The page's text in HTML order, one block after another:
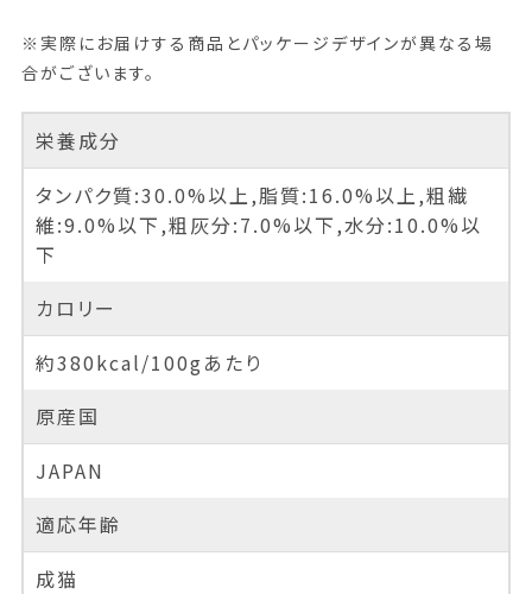
※実際にお届けする商品とパッケージデザインが異なる場
合がございます。
栄養成分
タンパク質:30.0%以上,脂質:16.0%以上,粗繊
維:9.0%以下,粗灰分:7.0%以下,水分:10.0%以
下
カロリー
約380kcal/100gあたり
原産国
JAPAN
適応年齢
成猫